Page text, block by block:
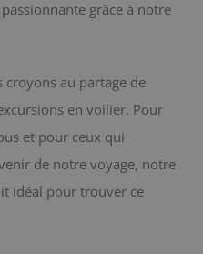
grâce à notre
croyons au partage de
en voilier. Pour
et pour ceux qui
de notre voyage, notre
idéal pour trouver ce